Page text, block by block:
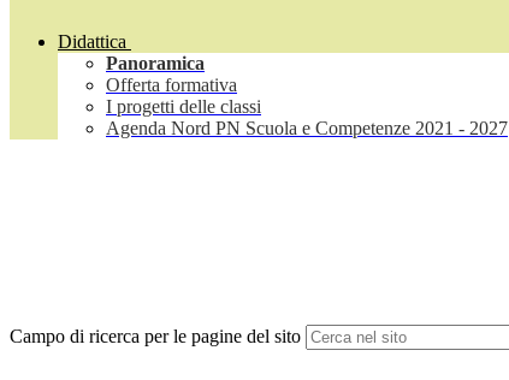
Didattica
Panoramica
Offerta formativa
I progetti delle classi
Agenda Nord PN Scuola e Competenze 2021 - 2027
Campo di ricerca per le pagine del sito